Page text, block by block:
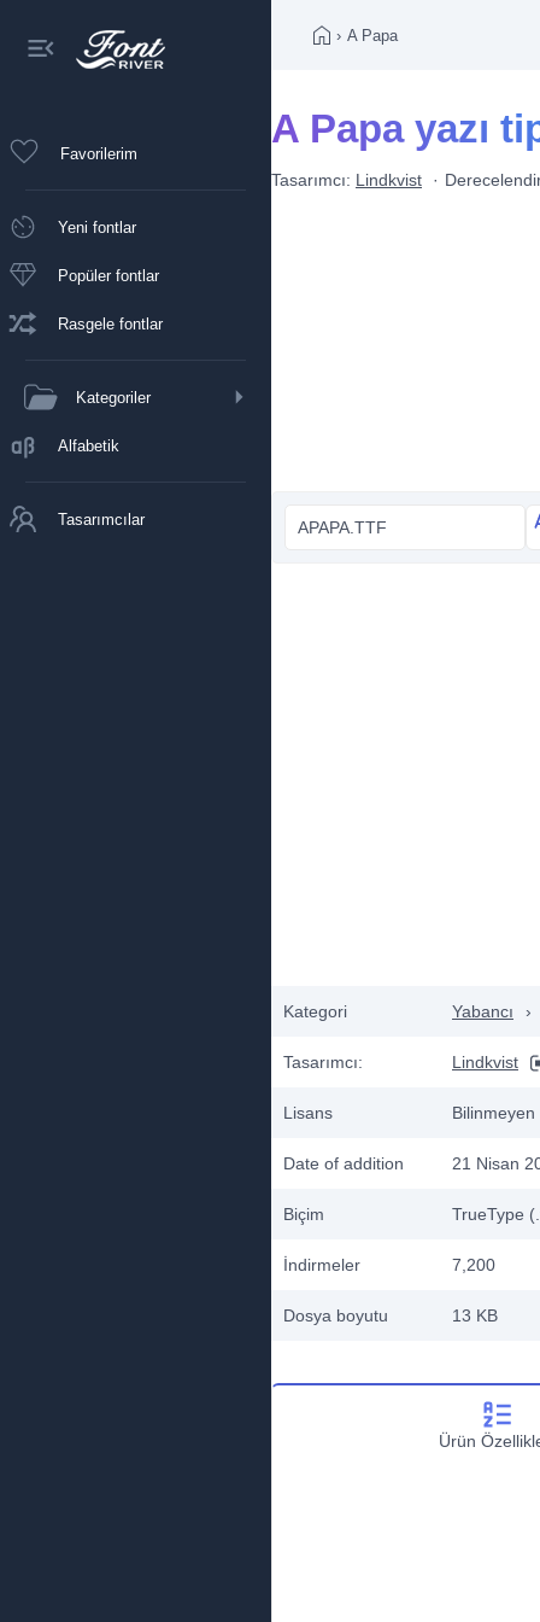
Favorilerim
Yeni fontlar
Popüler fontlar
Rasgele fontlar
Kategoriler
Alfabetik
Tasarımcılar
› A Papa
A Papa yazı
Tasarımcı: Lindkvist
APAPA.TTF
Kategori Yabancı ›
Tasarımcı: Lindkvist
Lisans Bilinmeyen
Date of addition 21 Nisan
Biçim TrueType
İndirmeler 7,200
Dosya boyutu 13 KB
Ürün